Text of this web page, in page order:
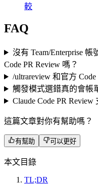
較
FAQ
沒有 Team/Enterprise
Code PR Review 嗎？
/ultrareview 和官方
觸發模式選錯真的會帳
Claude Code PR
這篇文章對你有幫助嗎？
有幫助 可以更好
本文目錄
TL;DR